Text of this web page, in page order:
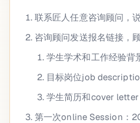
联系匠人任意咨询顾问，
咨询顾问发送报名链接，
学⽣学术和工作经验背
目标岗位job
学生简历和cover letter
第一次online Session：